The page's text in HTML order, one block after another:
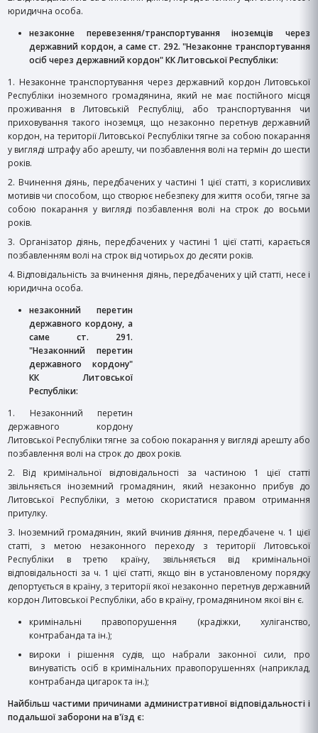
юридична особа.
незаконне перевезення/транспортування іноземців через
державний кордон, а саме ст. 292. "Незаконне транспортування
осіб через державний кордон" КК Литовської Республіки:
1. Незаконне транспортування через державний кордон Литовської
Республіки іноземного громадянина, який не має постійного місця
проживання в Литовській Республіці, або транспортування чи
приховування такого іноземця, що незаконно перетнув державний
кордон, на території Литовської Республіки тягне за собою покарання
у вигляді штрафу або арешту, чи позбавлення волі на термін до шести
років.
2. Вчинення діянь, передбачених у частині 1 цієї статті, з корисливих
мотивів чи способом, що створює небезпеку для життя особи, тягне за
собою покарання у вигляді позбавлення волі на строк до восьми
років.
3. Організатор діянь, передбачених у частині 1 цієї статті, карається
позбавленням волі на строк від чотирьох до десяти років.
4. Відповідальність за вчинення діянь, передбачених у цій статті, несе і
юридична особа.
незаконний перетин
державного кордону, а
саме ст. 291.
"Незаконний перетин
державного кордону"
КК Литовської
Республіки:
1. Незаконний перетин
державного кордону
Литовської Республіки тягне за собою покарання у вигляді арешту або
позбавлення волі на строк до двох років.
2. Від кримінальної відповідальності за частиною 1 цієї статті
звільняється іноземний громадянин, який незаконно прибув до
Литовської Республіки, з метою скористатися правом отримання
притулку.
3. Іноземний громадянин, який вчинив діяння, передбачене ч. 1 цієї
статті, з метою незаконного переходу з території Литовської
Республіки в третю країну, звільняється від кримінальної
відповідальності за ч. 1 цієї статті, якщо він в установленому порядку
депортується в країну, з території якої незаконно перетнув державний
кордон Литовської Республіки, або в країну, громадянином якої він є.
кримінальні правопорушення (крадіжки, хуліганство,
контрабанда та ін.);
вироки і рішення судів, що набрали законної сили, про
винуватість осіб в кримінальних правопорушеннях (наприклад,
контрабанда цигарок та ін.);
Найбільш частими причинами административної відповідальності і
подальшої заборони на в'їзд є: